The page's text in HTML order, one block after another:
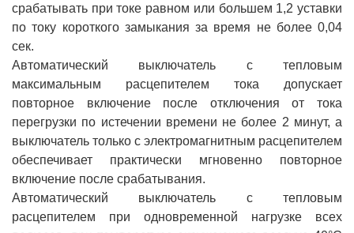
срабатывать при токе равном или большем 1,2 уставки
по току короткого замыкания за время не более 0,04
сек.
Автоматический выключатель с тепловым
максимальным расцепителем тока допускает
повторное включение после отключения от тока
перегрузки по истечении времени не более 2 минут, а
выключатель только с электромагнитным расцепителем
обеспечивает практически мгновенно повторное
включение после срабатывания.
Автоматический выключатель с тепловым
расцепителем при одновременной нагрузке всех